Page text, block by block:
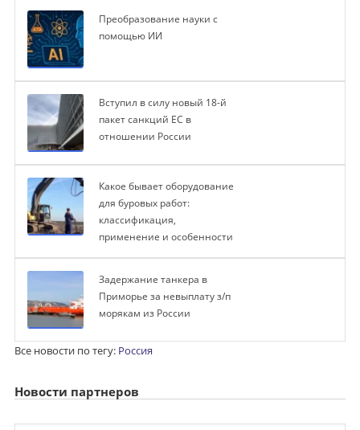
Преобразование науки с
помощью ИИ
Вступил в силу новый 18-й
пакет санкций ЕС в
отношении России
Какое бывает оборудование
для буровых работ:
классификация,
применение и особенности
Задержание танкера в
Приморье за невыплату з/п
морякам из России
Все новости по тегу: Россия
Новости партнеров